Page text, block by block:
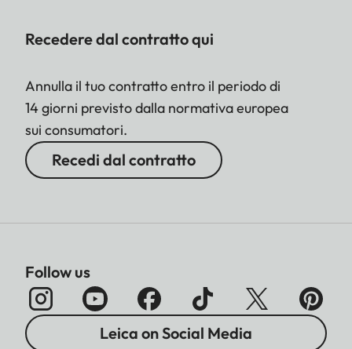
Recedere dal contratto qui
Annulla il tuo contratto entro il periodo di
14 giorni previsto dalla normativa europea
sui consumatori.
Recedi dal contratto
Follow us
Leica on Social Media